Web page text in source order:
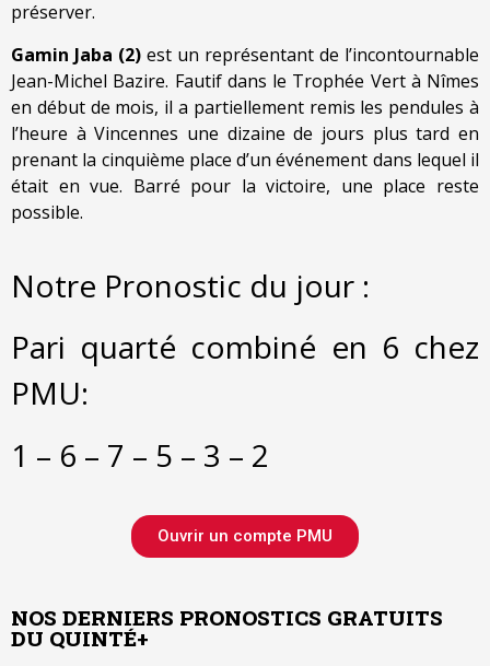
préserver.
Gamin Jaba (2) est un représentant de l’incontournable
Jean-Michel Bazire. Fautif dans le Trophée Vert à Nîmes
en début de mois, il a partiellement remis les pendules à
l’heure à Vincennes une dizaine de jours plus tard en
prenant la cinquième place d’un événement dans lequel il
était en vue. Barré pour la victoire, une place reste
possible.
Notre Pronostic du jour :
Pari quarté combiné en 6 chez
PMU:
1 – 6 – 7 – 5 – 3 – 2
Ouvrir un compte PMU
NOS DERNIERS PRONOSTICS GRATUITS
DU QUINTÉ+